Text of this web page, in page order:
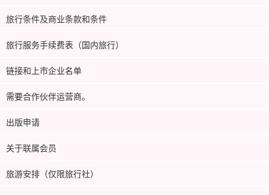
旅行条件及商业条款和条件
旅行服务手续费表（国内旅行）
链接和上市企业名单
需要合作伙伴运营商。
出版申请
关于联属会员
旅游安排（仅限旅行社）